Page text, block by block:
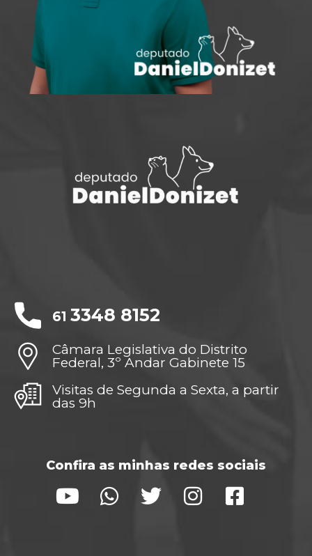
61 3348 8152
Câmara Legislativa do Distrito
Federal, 3º Andar Gabinete 15
Visitas de Segunda a Sexta, a partir
das 9h
Confira as minhas redes sociais